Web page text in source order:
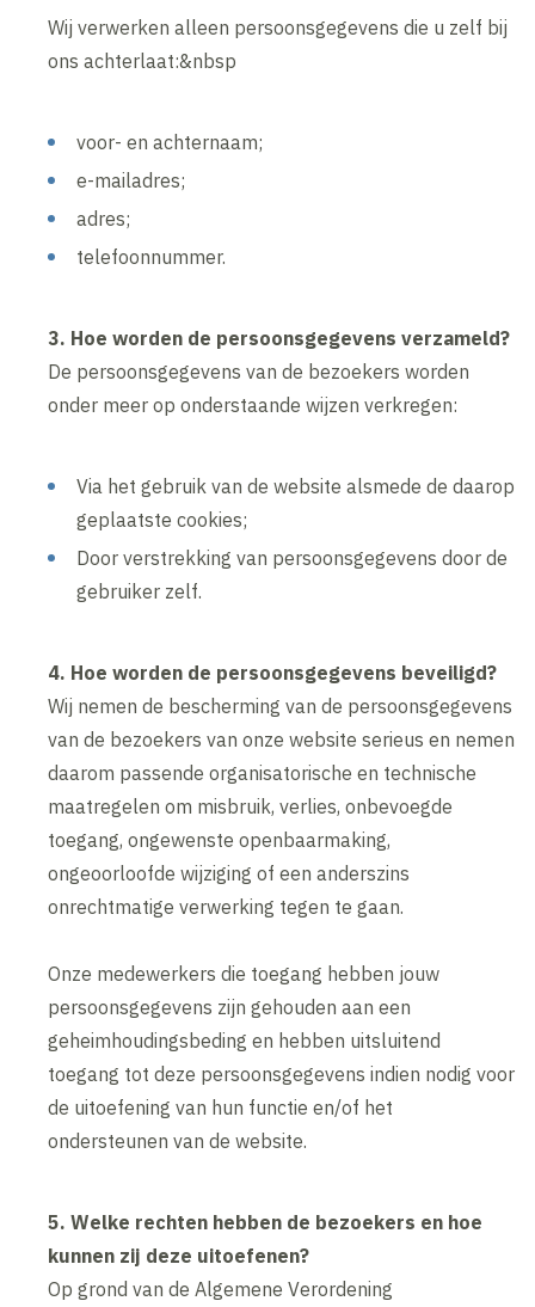
Wij verwerken alleen persoonsgegevens die u zelf bij
ons achterlaat:&nbsp
voor- en achternaam;
e-mailadres;
adres;
telefoonnummer.
3. Hoe worden de persoonsgegevens verzameld?
De persoonsgegevens van de bezoekers worden
onder meer op onderstaande wijzen verkregen:
Via het gebruik van de website alsmede de daarop
geplaatste cookies;
Door verstrekking van persoonsgegevens door de
gebruiker zelf.
4. Hoe worden de persoonsgegevens beveiligd?
Wij nemen de bescherming van de persoonsgegevens
van de bezoekers van onze website serieus en nemen
daarom passende organisatorische en technische
maatregelen om misbruik, verlies, onbevoegde
toegang, ongewenste openbaarmaking,
ongeoorloofde wijziging of een anderszins
onrechtmatige verwerking tegen te gaan.
Onze medewerkers die toegang hebben jouw
persoonsgegevens zijn gehouden aan een
geheimhoudingsbeding en hebben uitsluitend
toegang tot deze persoonsgegevens indien nodig voor
de uitoefening van hun functie en/of het
ondersteunen van de website.
5. Welke rechten hebben de bezoekers en hoe
kunnen zij deze uitoefenen?
Op grond van de Algemene Verordening